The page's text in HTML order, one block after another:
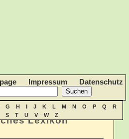
Lexikon
Impressum Datenschutz
G H I J K L M N O P Q
R
S
T U V W Z